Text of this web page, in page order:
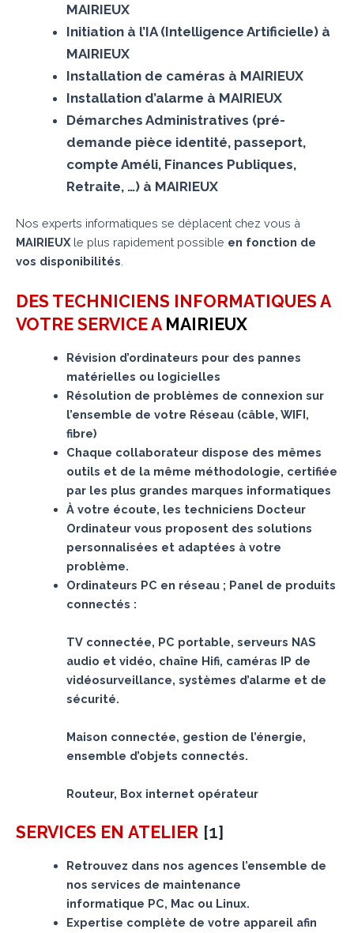
MAIRIEUX
Initiation à l’IA (Intelligence Artificielle) à
MAIRIEUX
Installation de caméras à MAIRIEUX
Installation d’alarme à MAIRIEUX
Démarches Administratives (pré-
demande pièce identité, passeport,
compte Améli, Finances Publiques,
Retraite, …) à MAIRIEUX
Nos experts informatiques se déplacent chez vous à
MAIRIEUXle plus rapidement possible en fonction de
vos disponibilités.
DES TECHNICIENS INFORMATIQUES A
VOTRE SERVICE A MAIRIEUX
Révision d’ordinateurs pour des pannes
matérielles ou logicielles
Résolution de problèmes de connexion sur
l’ensemble de votre Réseau (câble, WIFI,
fibre)
Chaque collaborateur dispose des mêmes
outils et de la même méthodologie, certifiée
par les plus grandes marques informatiques
À votre écoute, les techniciens Docteur
Ordinateur vous proposent des solutions
personnalisées et adaptées à votre
problème.
Ordinateurs PC en réseau ; Panel de produits
connectés :
TV connectée, PC portable, serveurs NAS
audio et vidéo, chaîne Hifi, caméras IP de
vidéosurveillance, systèmes d’alarme et de
sécurité.
Maison connectée, gestion de l’énergie,
ensemble d’objets connectés.
Routeur, Box internet opérateur
SERVICES EN ATELIER [1]
Retrouvez dans nos agences l’ensemble de
nos services de maintenance
informatique PC, Mac ou Linux.
Expertise complète de votre appareil afin